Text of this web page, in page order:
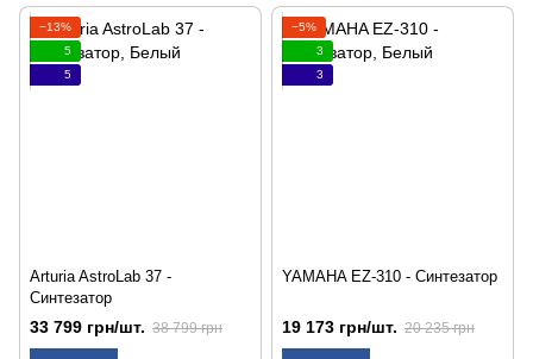
−13%
5
5
Arturia AstroLab 37 -
Синтезатор
33 799 грн/шт. 38 799 грн
−5%
3
3
YAMAHA EZ-310 - Синтезатор
19 173 грн/шт. 20 235 грн